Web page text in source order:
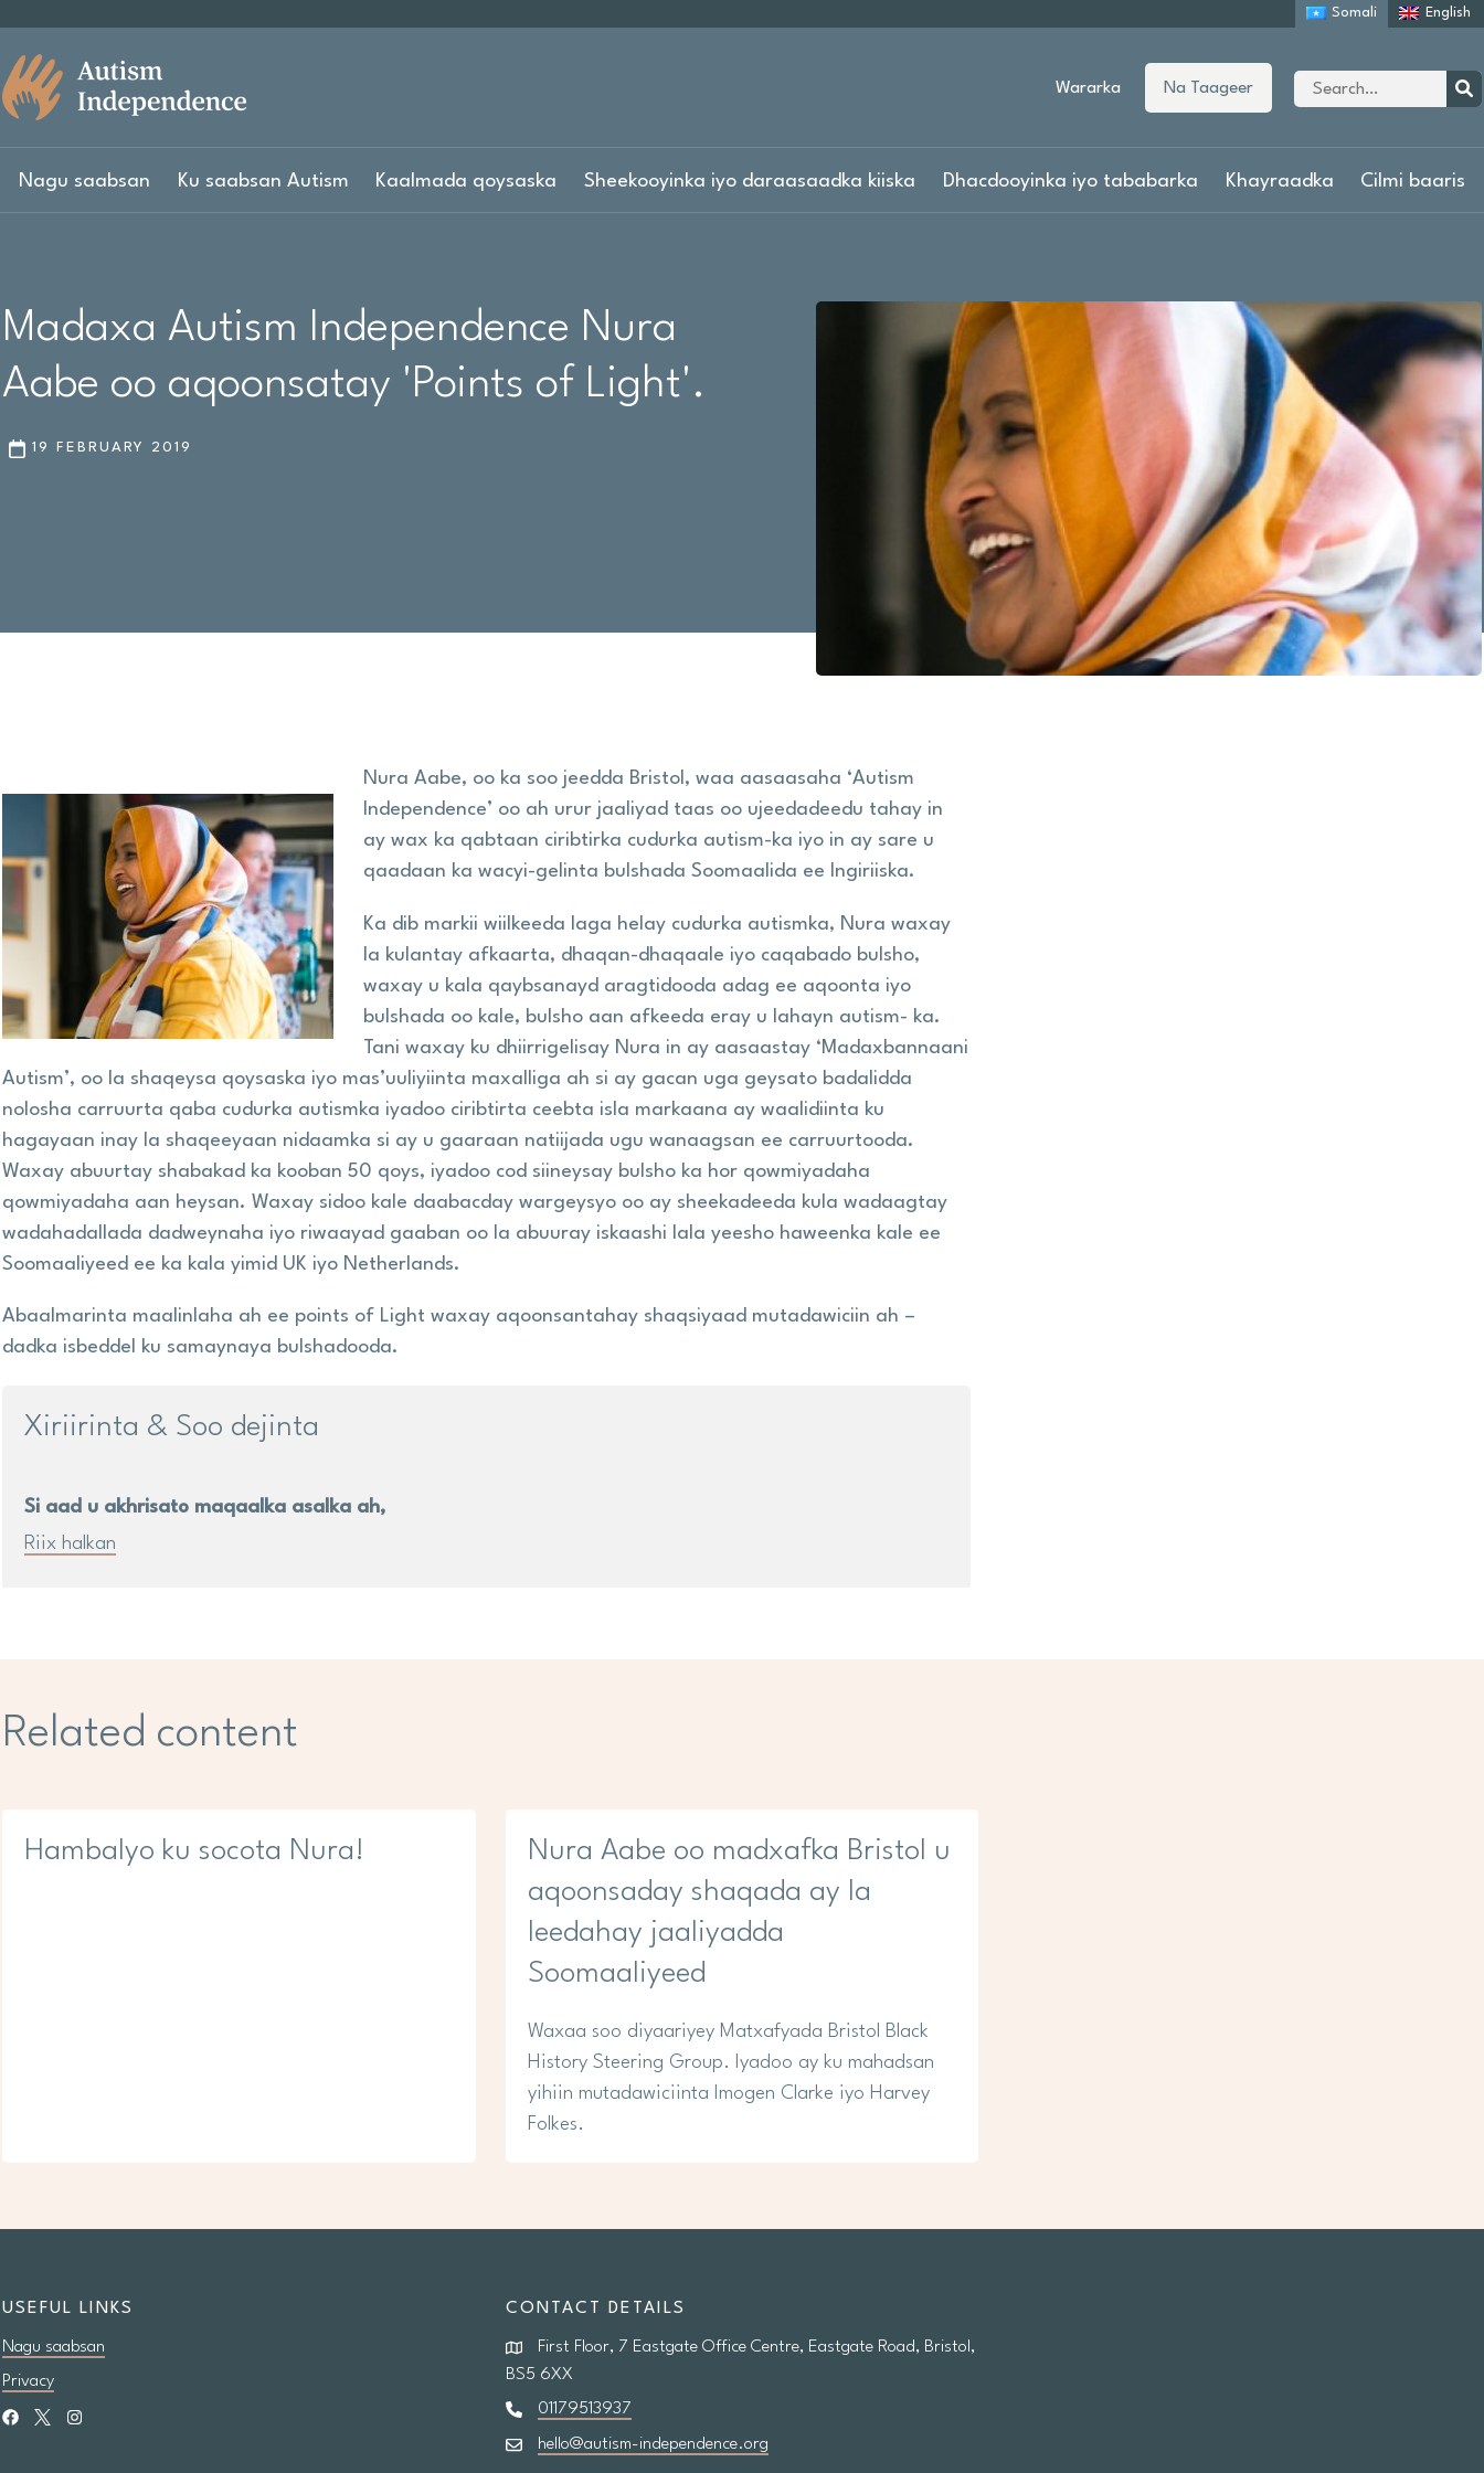
Somali English
Wararka Na Taageer
Site
search
Nagu saabsan Ku saabsan Autism Kaalmada qoysaska Sheekooyinka iyo daraasaadka kiiska Dhacdooyinka iyo tababarka Khayraadka Cilmi baaris
Madaxa Autism Independence Nura
Aabe oo aqoonsatay 'Points of Light'.
19 FEBRUARY 2019
Nura Aabe, oo ka soo jeedda Bristol, waa aasaasaha ‘Autism
Independence’ oo ah urur jaaliyad taas oo ujeedadeedu tahay in
ay wax ka qabtaan ciribtirka cudurka autism-ka iyo in ay sare u
qaadaan ka wacyi-gelinta bulshada Soomaalida ee Ingiriiska.
Ka dib markii wiilkeeda laga helay cudurka autismka, Nura waxay
la kulantay afkaarta, dhaqan-dhaqaale iyo caqabado bulsho,
waxay u kala qaybsanayd aragtidooda adag ee aqoonta iyo
bulshada oo kale, bulsho aan afkeeda eray u lahayn autism- ka.
Tani waxay ku dhiirrigelisay Nura in ay aasaastay ‘Madaxbannaani
Autism’, oo la shaqeysa qoysaska iyo mas’uuliyiinta maxalliga ah si ay gacan uga geysato badalidda
nolosha carruurta qaba cudurka autismka iyadoo ciribtirta ceebta isla markaana ay waalidiinta ku
hagayaan inay la shaqeeyaan nidaamka si ay u gaaraan natiijada ugu wanaagsan ee carruurtooda.
Waxay abuurtay shabakad ka kooban 50 qoys, iyadoo cod siineysay bulsho ka hor qowmiyadaha
qowmiyadaha aan heysan. Waxay sidoo kale daabacday wargeysyo oo ay sheekadeeda kula wadaagtay
wadahadallada dadweynaha iyo riwaayad gaaban oo la abuuray iskaashi lala yeesho haweenka kale ee
Soomaaliyeed ee ka kala yimid UK iyo Netherlands.
Abaalmarinta maalinlaha ah ee points of Light waxay aqoonsantahay shaqsiyaad mutadawiciin ah –
dadka isbeddel ku samaynaya bulshadooda.
Xiriirinta & Soo dejinta
Si aad u akhrisato maqaalka asalka ah,
Riix halkan
Related content
Hambalyo ku socota Nura!
Nura Aabe oo madxafka Bristol u
aqoonsaday shaqada ay la
leedahay jaaliyadda
Soomaaliyeed
Waxaa soo diyaariyey Matxafyada Bristol Black
History Steering Group. Iyadoo ay ku mahadsan
yihiin mutadawiciinta Imogen Clarke iyo Harvey
Folkes.
USEFUL LINKS
Nagu saabsan
Privacy
CONTACT DETAILS
First Floor, 7 Eastgate Office Centre, Eastgate Road, Bristol,
BS5 6XX
01179513937
hello@autism-independence.org